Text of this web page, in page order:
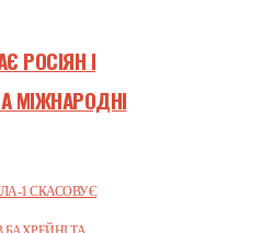
РОСІЯН І
МІЖНАРОДНІ